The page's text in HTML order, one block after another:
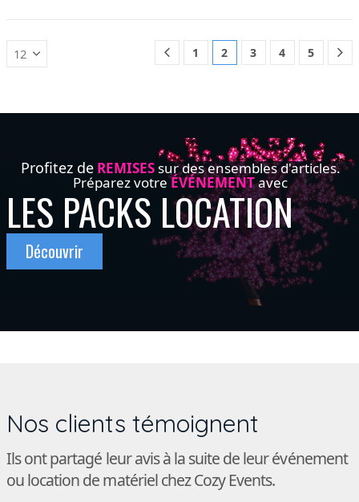
1 2 3 4 5
Profitez de REMISES sur des ensembles d'articles.
Préparez votreÉVÉNEMENTavec
LES PACKS LOCATION
Découvrir
Nos clients témoignent
Ils ont partagé leur avis à la suite de leur événement
ou location de matériel chez Cozy Events.